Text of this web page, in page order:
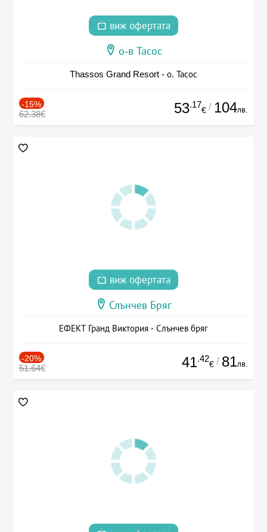
виж офертата
о-в Тасос
Thassos Grand Resort - о. Тасос
-15%
62.38€ 53.17
€ / 104лв.
виж офертата
Слънчев Бряг
ЕФЕКТ Гранд Виктория - Слънчев бряг
-20%
51.64€ 41.42
€ / 81лв.